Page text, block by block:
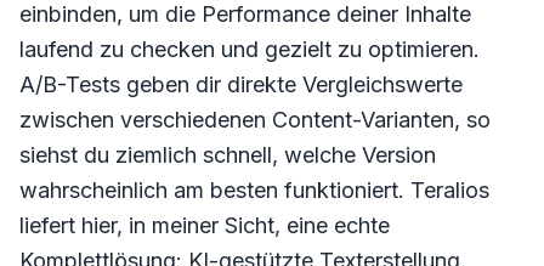
einbinden, um die Performance deiner Inhalte
laufend zu checken und gezielt zu optimieren.
A/B-Tests geben dir direkte Vergleichswerte
zwischen verschiedenen Content-Varianten, so
siehst du ziemlich schnell, welche Version
wahrscheinlich am besten funktioniert. Teralios
liefert hier, in meiner Sicht, eine echte
Komplettlösung: KI-gestützte Texterstellung,